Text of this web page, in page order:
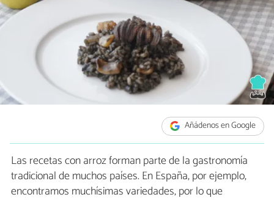
Añádenos en Google
Las recetas con arroz forman parte de la gastronomía
tradicional de muchos países. En España, por ejemplo,
encontramos muchísimas variedades, por lo que